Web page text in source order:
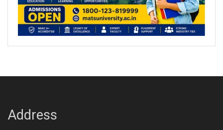
Address